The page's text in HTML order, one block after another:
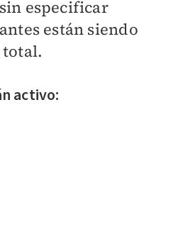
especificar
están siendo
total.
activo: